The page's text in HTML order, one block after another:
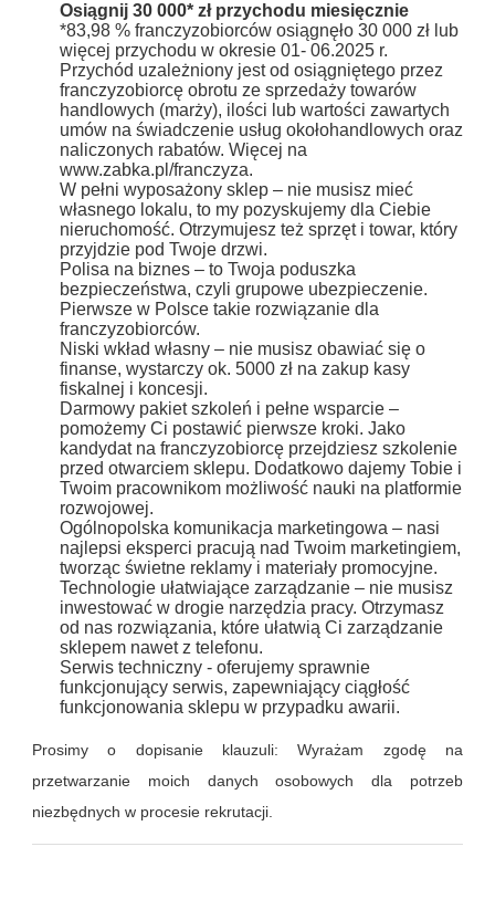
Osiągnij 30 000* zł przychodu miesięcznie
*83,98 % franczyzobiorców osiągnęło 30 000 zł lub
więcej przychodu w okresie 01- 06.2025 r.
Przychód uzależniony jest od osiągniętego przez
franczyzobiorcę obrotu ze sprzedaży towarów
handlowych (marży), ilości lub wartości zawartych
umów na świadczenie usług okołohandlowych oraz
naliczonych rabatów. Więcej na
www.zabka.pl/franczyza.
W pełni wyposażony sklep – nie musisz mieć
własnego lokalu, to my pozyskujemy dla Ciebie
nieruchomość. Otrzymujesz też sprzęt i towar, który
przyjdzie pod Twoje drzwi.
Polisa na biznes – to Twoja poduszka
bezpieczeństwa, czyli grupowe ubezpieczenie.
Pierwsze w Polsce takie rozwiązanie dla
franczyzobiorców.
Niski wkład własny – nie musisz obawiać się o
finanse, wystarczy ok. 5000 zł na zakup kasy
fiskalnej i koncesji.
Darmowy pakiet szkoleń i pełne wsparcie –
pomożemy Ci postawić pierwsze kroki. Jako
kandydat na franczyzobiorcę przejdziesz szkolenie
przed otwarciem sklepu. Dodatkowo dajemy Tobie i
Twoim pracownikom możliwość nauki na platformie
rozwojowej.
Ogólnopolska komunikacja marketingowa – nasi
najlepsi eksperci pracują nad Twoim marketingiem,
tworząc świetne reklamy i materiały promocyjne.
Technologie ułatwiające zarządzanie – nie musisz
inwestować w drogie narzędzia pracy. Otrzymasz
od nas rozwiązania, które ułatwią Ci zarządzanie
sklepem nawet z telefonu.
Serwis techniczny - oferujemy sprawnie
funkcjonujący serwis, zapewniający ciągłość
funkcjonowania sklepu w przypadku awarii.
Prosimy o dopisanie klauzuli: Wyrażam zgodę na
przetwarzanie moich danych osobowych dla potrzeb
niezbędnych w procesie rekrutacji.